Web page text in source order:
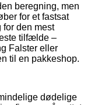
beregning, men
for et fastsat
for den mest
tilfælde –
Falster eller
til en pakkeshop.
dødelige